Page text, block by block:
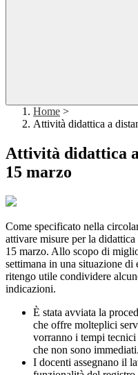
Home >
Attività didattica a
Attività didattica
15 marzo
Come specificato nella
attivare misure per la
15 marzo. Allo scopo di
settimana in una situazione di
ritengo utile condividere
indicazioni.
È stata avviata la
che offre molteplici
vorranno i tempi
che non sono immediati.
I docenti assegnano il